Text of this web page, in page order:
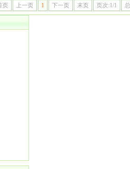
页 上一页 1 下一页 末页 页次:1/1